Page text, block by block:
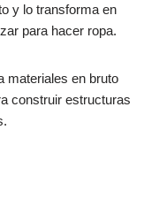
y lo transforma en
para hacer ropa.
materiales en bruto
construir estructuras